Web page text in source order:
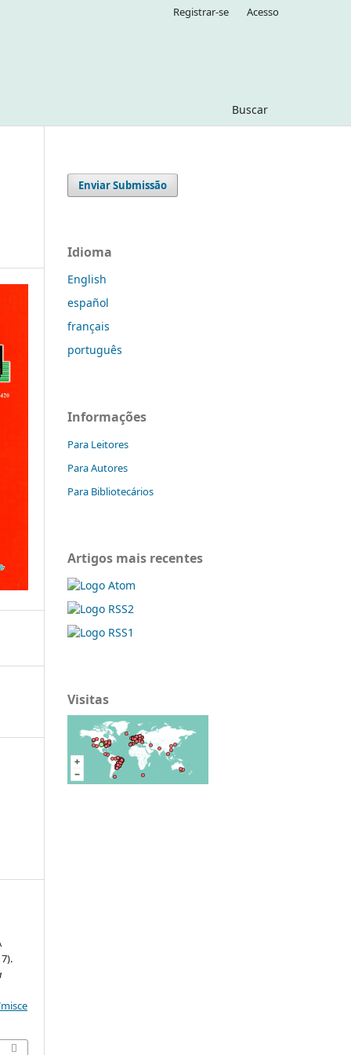
Buscar
Registrar-se Acesso
Enviar Submissão
Idioma
English
español
français
português
Informações
Para Leitores
Para Autores
Para Bibliotecários
Artigos mais recentes
Visitas